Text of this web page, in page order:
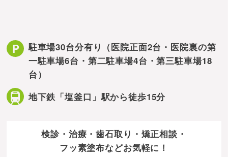
駐車場30台分有り （医院正面2台・医院裏の第
一駐車場6台・第二駐車場4台・第三駐車場18
台）
地下鉄「塩釜口」駅から徒歩15分
検診・治療・歯石取り・矯正相談・
フッ素塗布などお気軽に！